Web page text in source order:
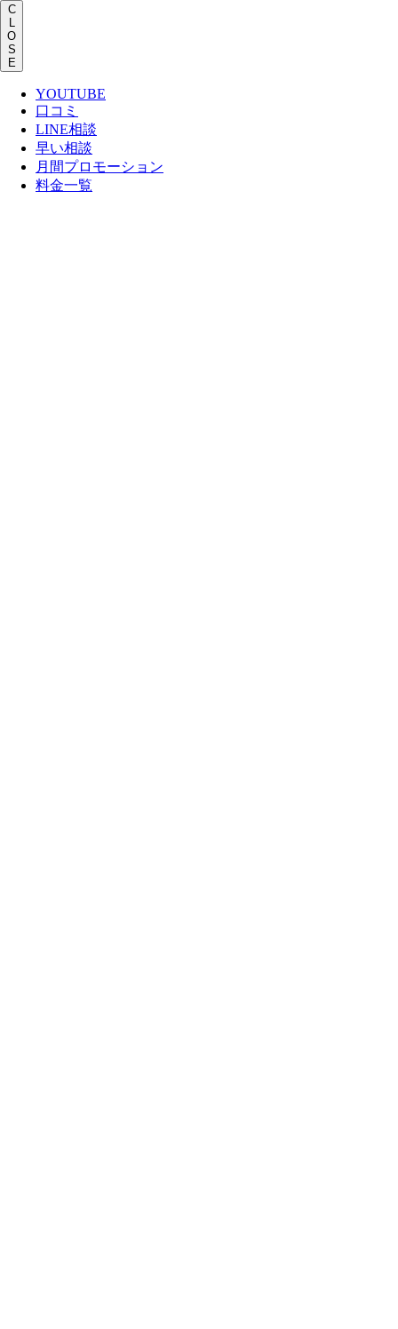
C
L
O
S
E
YOUTUBE
口コミ
LINE相談
早い相談
月間プロモーション
料金一覧